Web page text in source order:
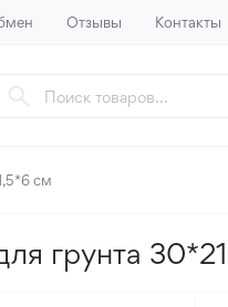
Отзывы Контакты
см
грунта